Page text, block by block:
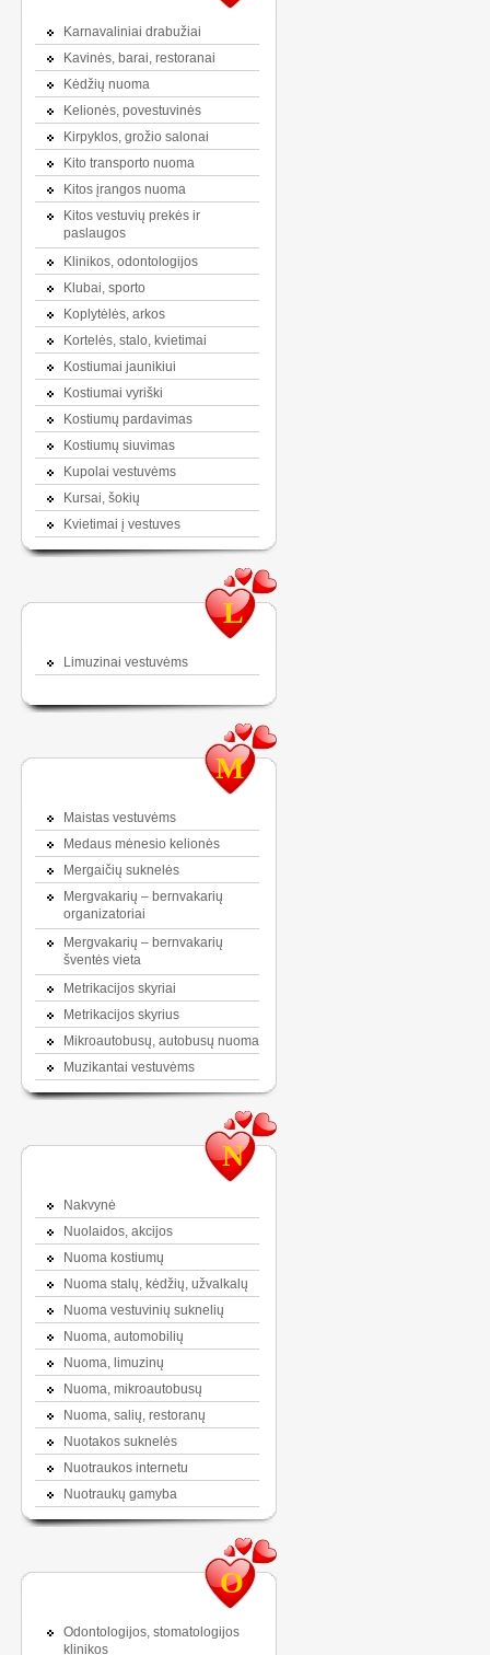
Karnavaliniai drabužiai
Kavinės, barai, restoranai
Kėdžių nuoma
Kelionės, povestuvinės
Kirpyklos, grožio salonai
Kito transporto nuoma
Kitos įrangos nuoma
Kitos vestuvių prekės ir
paslaugos
Klinikos, odontologijos
Klubai, sporto
Koplytėlės, arkos
Kortelės, stalo, kvietimai
Kostiumai jaunikiui
Kostiumai vyriški
Kostiumų pardavimas
Kostiumų siuvimas
Kupolai vestuvėms
Kursai, šokių
Kvietimai į vestuves
L
Limuzinai vestuvėms
M
Maistas vestuvėms
Medaus mėnesio kelionės
Mergaičių suknelės
Mergvakarių – bernvakarių
organizatoriai
Mergvakarių – bernvakarių
šventės vieta
Metrikacijos skyriai
Metrikacijos skyrius
Mikroautobusų, autobusų nuoma
Muzikantai vestuvėms
N
Nakvynė
Nuolaidos, akcijos
Nuoma kostiumų
Nuoma stalų, kėdžių, užvalkalų
Nuoma vestuvinių suknelių
Nuoma, automobilių
Nuoma, limuzinų
Nuoma, mikroautobusų
Nuoma, salių, restoranų
Nuotakos suknelės
Nuotraukos internetu
Nuotraukų gamyba
O
Odontologijos, stomatologijos
klinikos